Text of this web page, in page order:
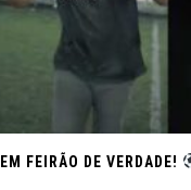
FEIRÃO DE VERDADE!